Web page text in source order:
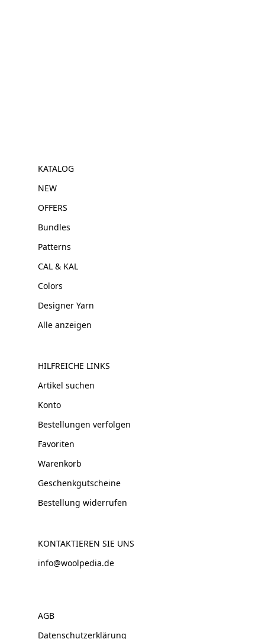
KATALOG
NEW
OFFERS
Bundles
Patterns
CAL & KAL
Colors
Designer Yarn
Alle anzeigen
HILFREICHE LINKS
Artikel suchen
Konto
Bestellungen verfolgen
Favoriten
Warenkorb
Geschenkgutscheine
Bestellung widerrufen
KONTAKTIEREN SIE UNS
info@woolpedia.de
AGB
Datenschutzerklärung